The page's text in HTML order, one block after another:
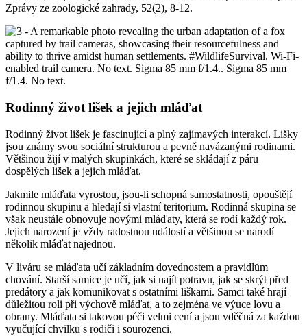
Zprávy ze zoologické zahrady, 52(2), 8-12.
Rodinný život lišek a jejich mláďat
Rodinný život lišek je fascinující a plný zajímavých interakcí. Lišky
jsou známy svou sociální strukturou a pevně navázanými rodinami.
Většinou žijí v malých skupinkách, které se skládají z páru
dospělých lišek a jejich mláďat.
Jakmile mláďata vyrostou, jsou-li schopná samostatnosti, opouštějí
rodinnou skupinu a hledají si vlastní teritorium. Rodinná skupina se
však neustále obnovuje novými mláďaty, která se rodí každý rok.
Jejich narození je vždy radostnou událostí a většinou se narodí
několik mláďat najednou.
V liváru se mláďata učí základním dovednostem a pravidlům
chování. Starší samice je učí, jak si najít potravu, jak se skrýt před
predátory a jak komunikovat s ostatními liškami. Samci také hrají
důležitou roli při výchově mláďat, a to zejména ve výuce lovu a
obrany. Mláďata si takovou péči velmi cení a jsou vděčná za každou
vyučující chvilku s rodiči i sourozenci.